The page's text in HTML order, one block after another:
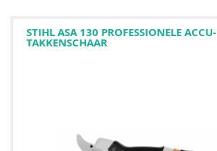
STIHL ASA 130 PROFESSIONELE ACCU-
TAKKENSCHAAR